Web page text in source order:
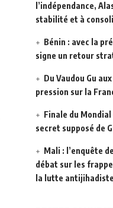
l’indépendance,
stabilité et à
Bénin : avec la
signe un retour
Du Vaudou Gu
pression sur la
Finale du
secret supposé de
Mali : l’enquête
débat sur les
la lutte antijihadiste